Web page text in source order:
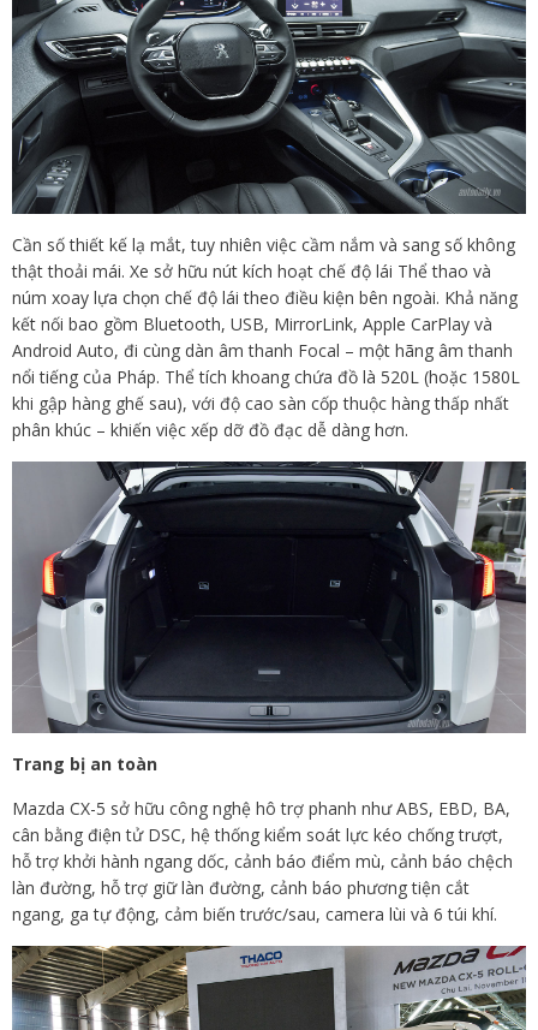
Cần số thiết kế lạ mắt, tuy nhiên việc cầm nắm và sang số không
thật thoải mái. Xe sở hữu nút kích hoạt chế độ lái Thể thao và
núm xoay lựa chọn chế độ lái theo điều kiện bên ngoài. Khả năng
kết nối bao gồm Bluetooth, USB, MirrorLink, Apple CarPlay và
Android Auto, đi cùng dàn âm thanh Focal – một hãng âm thanh
nổi tiếng của Pháp. Thể tích khoang chứa đồ là 520L (hoặc 1580L
khi gập hàng ghế sau), với độ cao sàn cốp thuộc hàng thấp nhất
phân khúc – khiến việc xếp dỡ đồ đạc dễ dàng hơn.
Trang bị an toàn
Mazda CX-5 sở hữu công nghệ hô trợ phanh như ABS, EBD, BA,
cân bằng điện tử DSC, hệ thống kiểm soát lực kéo chống trượt,
hỗ trợ khởi hành ngang dốc, cảnh báo điểm mù, cảnh báo chệch
làn đường, hỗ trợ giữ làn đường, cảnh báo phương tiện cắt
ngang, ga tự động, cảm biến trước/sau, camera lùi và 6 túi khí.